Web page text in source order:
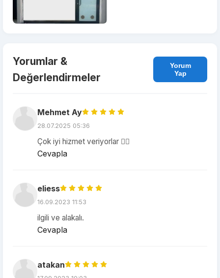
Yorumlar &
Değerlendirmeler
Yorum
Yap
Mehmet Ay
28.07.2025 05:36
Çok iyi hizmet veriyorlar 👍🏼
Cevapla
eliess
16.09.2023 11:53
ilgili ve alakalı.
Cevapla
atakan